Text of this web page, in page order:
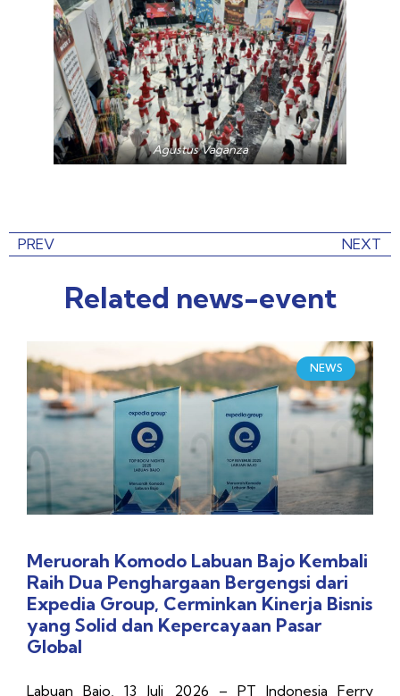
Agustus Vaganza
PREV NEXT
Related news-event
NEWS
Meruorah Komodo Labuan Bajo Kembali
Raih Dua Penghargaan Bergengsi dari
Expedia Group, Cerminkan Kinerja Bisnis
yang Solid dan Kepercayaan Pasar
Global
Labuan Bajo, 13 Juli 2026 – PT Indonesia Ferry